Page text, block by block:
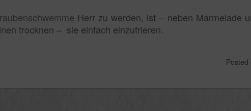
Herr zu werden, ist – neben Marmelade
trocknen – sie einfach einzufrieren.
Posted